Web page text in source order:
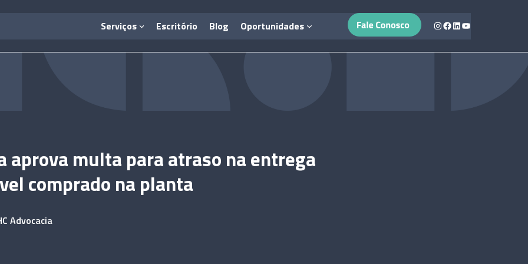
Serviços Escritório Blog Oportunidades Instagram
Facebook
LinkedIn
Youtube
aprova multa para atraso na entrega
comprado na planta
Advocacia